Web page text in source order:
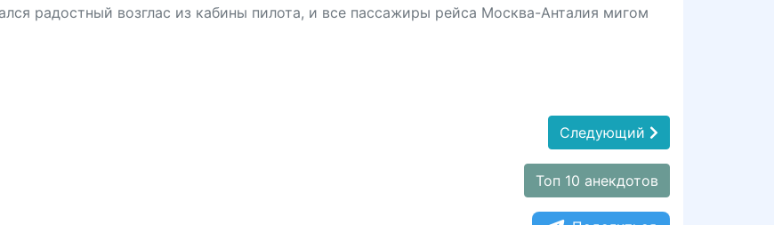
радостный возглас из кабины пилота, и все пассажиры рейса Москва-Анталия мигом
Следующий
Топ 10 анекдотов